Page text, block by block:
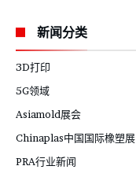
新闻分类
3D打印
5G领域
Asiamold展会
Chinaplas中国国际橡塑展
PRA行业新闻